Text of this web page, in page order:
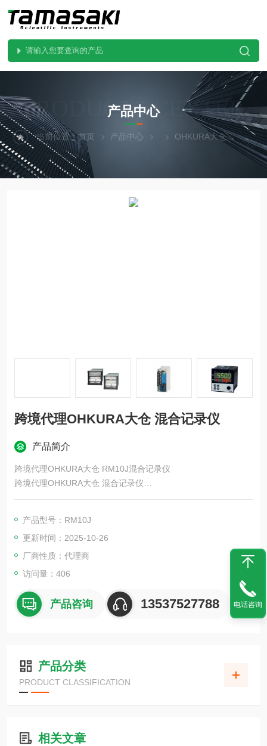
PRODUCTS CENTER
产品中心
当前位置：首页 产品中心 OHKURA大仓
跨境代理OHKURA大仓 混合记录仪
产品简介
跨境代理OHKURA大仓 RM10J混合记录仪
跨境代理OHKURA大仓 混合记录仪
OHKURA 大仓电气株式会社：该公司继承了以往积累的技术，以
整器、数字电导率仪、数字电导率变送器、水质检测仪等，广泛
应用于工业仪表、通讯控制设备和半导体制造设备等领域
产品型号：RM10J
更新时间：2025-10-26
厂商性质：代理商
访问量：406
产品咨询 13537527788
产品分类
PRODUCT CLASSIFICATION
相关文章
电话咨询